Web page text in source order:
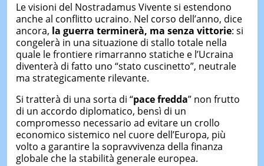
Le visioni del Nostradamus Vivente si estendono
anche al conflitto ucraino. Nel corso dell’anno, dice
ancora, la guerra terminerà, ma senza vittorie: si
congelerà in una situazione di stallo totale nella
quale le frontiere rimarranno statiche e l’Ucraina
diventerà di fatto uno “stato cuscinetto”, neutrale
ma strategicamente rilevante.
Si tratterà di una sorta di “pace fredda” non frutto
di un accordo diplomatico, bensì di un
compromesso necessario ad evitare un crollo
economico sistemico nel cuore dell’Europa, più
volto a garantire la sopravvivenza della finanza
globale che la stabilità generale europea.